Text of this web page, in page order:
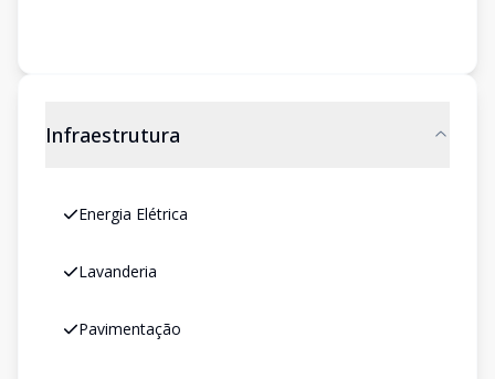
Infraestrutura
Energia Elétrica
Lavanderia
Pavimentação